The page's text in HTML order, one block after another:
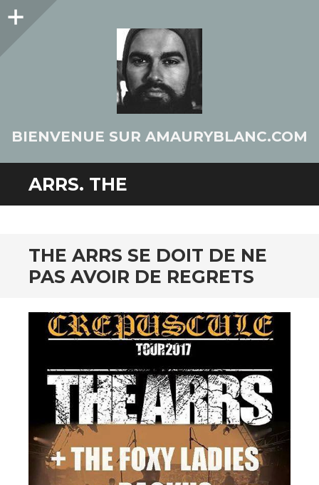
Colonne
BIENVENUE SUR AMAURYBLANC.COM
ARRS. THE
THE ARRS SE DOIT DE NE
PAS AVOIR DE REGRETS